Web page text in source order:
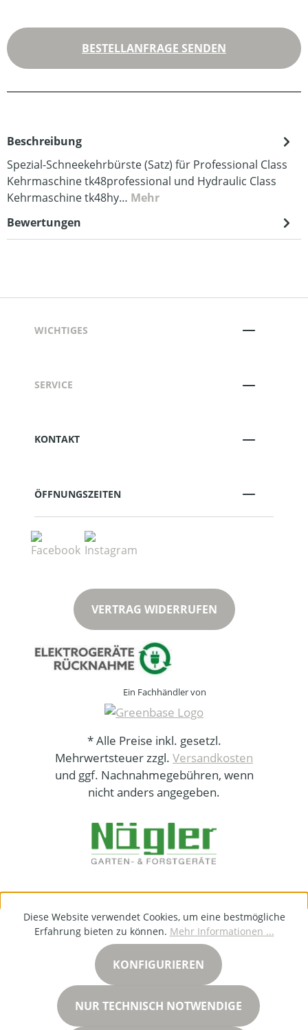
BESTELLANFRAGE SENDEN
Beschreibung
Spezial-Schneekehrbürste (Satz) für Professional Class
Kehrmaschine tk48professional und Hydraulic Class
Kehrmaschine tk48hy… Mehr
Bewertungen
WICHTIGES
SERVICE
KONTAKT
ÖFFNUNGSZEITEN
VERTRAG WIDERRUFEN
Ein Fachhändler von
* Alle Preise inkl. gesetzl.
Mehrwertsteuer zzgl. Versandkosten
und ggf. Nachnahmegebühren, wenn
nicht anders angegeben.
Diese Website verwendet Cookies, um eine bestmögliche
Erfahrung bieten zu können. Mehr Informationen ...
NUR TECHNISCH NOTWENDIGE
KONFIGURIEREN